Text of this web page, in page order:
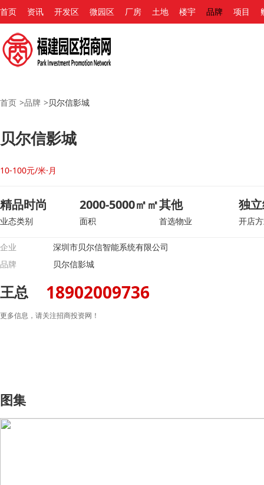
首页 资讯 开发区 微园区 厂房 土地 楼宇 品牌 项目
首页 >品牌 >贝尔信影城
贝尔信影城
10-100元/米·月
精品时尚
业态类别
2000-5000㎡㎡
面积
其他
首选物业
独
开店
企业
深圳市贝尔信智能系统有限公司
品牌
贝尔信影城
王总 18902009736
更多信息，请关注招商投资网！
图集